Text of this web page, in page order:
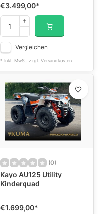
€3.499,00*
Vergleichen
* Inkl. MwSt. zzgl. Versandkosten
(0)
Kayo AU125 Utility
Kinderquad
€1.699,00*